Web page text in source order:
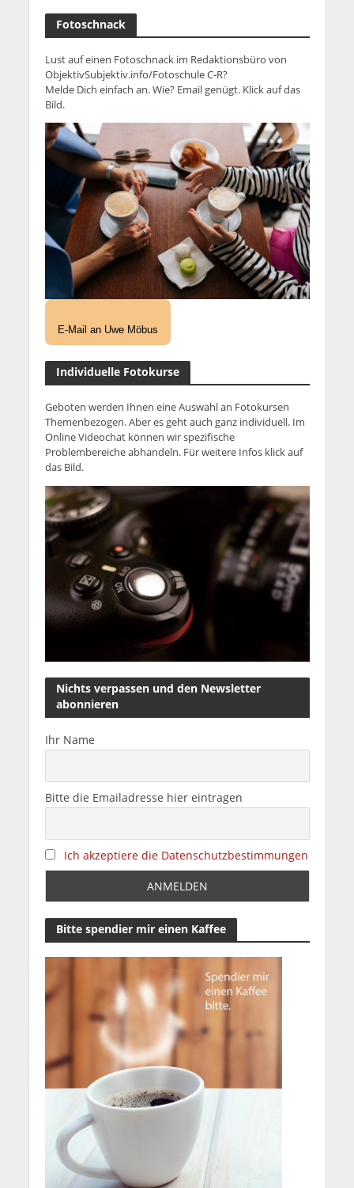
Fotoschnack
Lust auf einen Fotoschnack im Redaktionsbüro von
ObjektivSubjektiv.info/Fotoschule C-R?
Melde Dich einfach an. Wie? Email genügt. Klick auf das
Bild.
E-Mail an Uwe Möbus
Individuelle Fotokurse
Geboten werden Ihnen eine Auswahl an Fotokursen
Themenbezogen. Aber es geht auch ganz individuell. Im
Online Videochat können wir spezifische
Problembereiche abhandeln. Für weitere Infos klick auf
das Bild.
Nichts verpassen und den Newsletter
abonnieren
Ihr Name
Bitte die Emailadresse hier eintragen
Ich akzeptiere die Datenschutzbestimmungen
Bitte spendier mir einen Kaffee